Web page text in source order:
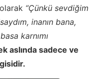
“Çünkü sevdiğim
inanın bana,
karnımı
aslında sadece ve